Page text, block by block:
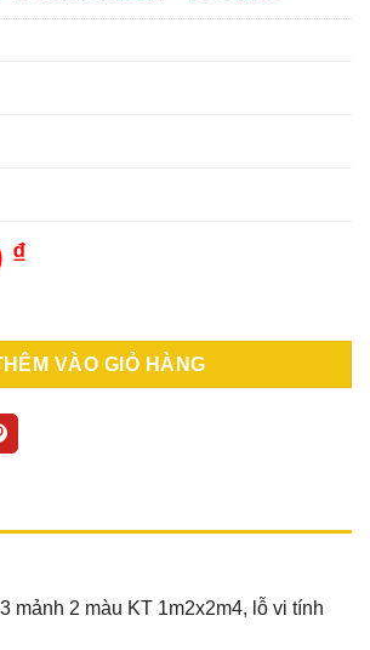
₫
mảnh 2 màu KT 1m2x2m4, lỗ vi tính nhôm
VÀO GIỎ HÀNG
mảnh 2 màu KT 1m2x2m4, lỗ vi tính